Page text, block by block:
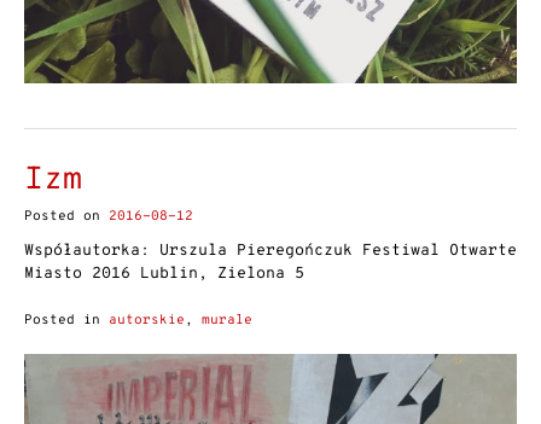
Izm
Posted on 2016-08-12
Współautorka: Urszula Pieregończuk Festiwal Otwarte
Miasto 2016 Lublin, Zielona 5
Posted in autorskie , murale